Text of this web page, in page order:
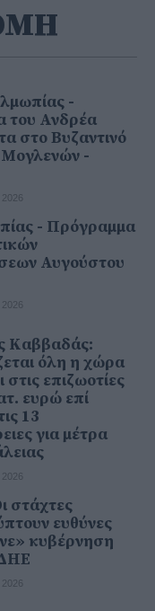
-
του Ανδρέα
στο Βυζαντινό
-
- Πρόγραμμα
Αυγούστου
Καββαδάς:
όλη η χώρα
στις επιζωοτίες
ευρώ επί
13
για μέτρα
στάχτες
ευθύνες
κυβέρνηση